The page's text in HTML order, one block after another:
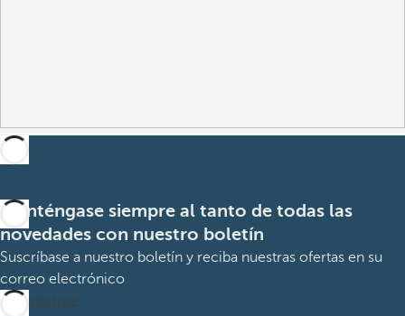
Manténgase siempre al tanto de todas las
novedades con nuestro boletín
Suscríbase a nuestro boletín y reciba nuestras ofertas en su
correo electrónico
Suscribirme